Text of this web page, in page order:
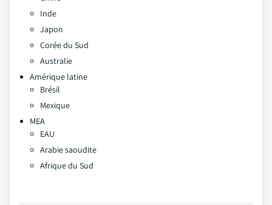
Inde
Japon
Corée du Sud
Australie
Amérique latine
Brésil
Mexique
MEA
EAU
Arabie saoudite
Afrique du Sud